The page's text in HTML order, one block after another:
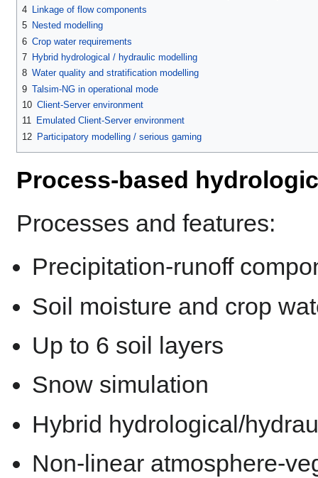
4
Linkage of flow components
5 Nested modelling
6 Crop water requirements
7 Hybrid hydrological / hydraulic modelling
8 Water quality and stratification modelling
9 Talsim-NG in operational mode
10 Client-Server environment
11 Emulated Client-Server environment
12 Participatory modelling / serious gaming
Process-based
Processes and features:
Precipitation-runoff
Soil moisture and crop
Up to 6 soil layers
Snow simulation
Hybrid hydrological/
Non-linear atmosphere-